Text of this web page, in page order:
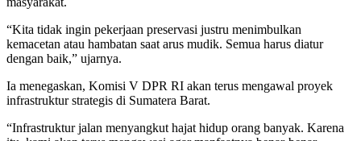
“Kita tidak ingin pekerjaan preservasi justru menimbulkan
kemacetan atau hambatan saat arus mudik. Semua harus diatur
dengan baik,” ujarnya.
Ia menegaskan, Komisi V DPR RI akan terus mengawal proyek
infrastruktur strategis di Sumatera Barat.
“Infrastruktur jalan menyangkut hajat hidup orang banyak. Karena